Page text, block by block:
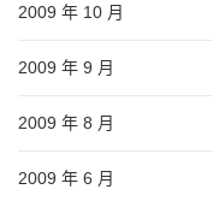
2009 年 10 月
2009 年 9 月
2009 年 8 月
2009 年 6 月